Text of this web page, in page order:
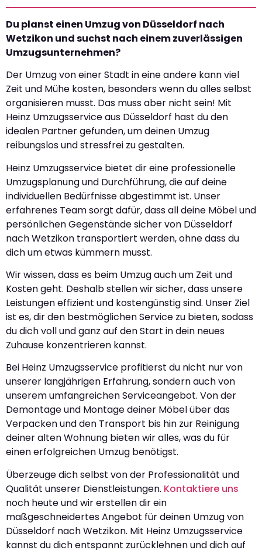
Du planst einen Umzug von Düsseldorf nach
Wetzikon und suchst nach einem zuverlässigen
Umzugsunternehmen?
Der Umzug von einer Stadt in eine andere kann viel
Zeit und Mühe kosten, besonders wenn du alles selbst
organisieren musst. Das muss aber nicht sein! Mit
Heinz Umzugsservice aus Düsseldorf hast du den
idealen Partner gefunden, um deinen Umzug
reibungslos und stressfrei zu gestalten.
Heinz Umzugsservice bietet dir eine professionelle
Umzugsplanung und Durchführung, die auf deine
individuellen Bedürfnisse abgestimmt ist. Unser
erfahrenes Team sorgt dafür, dass all deine Möbel und
persönlichen Gegenstände sicher von Düsseldorf
nach Wetzikon transportiert werden, ohne dass du
dich um etwas kümmern musst.
Wir wissen, dass es beim Umzug auch um Zeit und
Kosten geht. Deshalb stellen wir sicher, dass unsere
Leistungen effizient und kostengünstig sind. Unser Ziel
ist es, dir den bestmöglichen Service zu bieten, sodass
du dich voll und ganz auf den Start in dein neues
Zuhause konzentrieren kannst.
Bei Heinz Umzugsservice profitierst du nicht nur von
unserer langjährigen Erfahrung, sondern auch von
unserem umfangreichen Serviceangebot. Von der
Demontage und Montage deiner Möbel über das
Verpacken und den Transport bis hin zur Reinigung
deiner alten Wohnung bieten wir alles, was du für
einen erfolgreichen Umzug benötigst.
Überzeuge dich selbst von der Professionalität und
Qualität unserer Dienstleistungen. Kontaktiere uns
noch heute und wir erstellen dir ein
maßgeschneidertes Angebot für deinen Umzug von
Düsseldorf nach Wetzikon. Mit Heinz Umzugsservice
kannst du dich entspannt zurücklehnen und dich auf